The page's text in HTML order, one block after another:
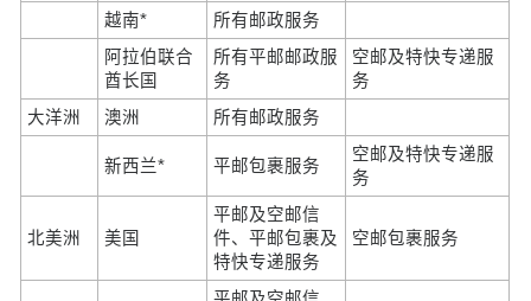
越南*
所有邮政服务
阿拉伯联合
酋长国
所有平邮邮政服
务
空邮及特快专递服
务
大洋洲
澳洲 所有邮政服务
新西兰* 平邮包裹服务
空邮及特快专递服
务
北美洲 美国
平邮及空邮信
件、平邮包裹及
特快专递服务
空邮包裹服务